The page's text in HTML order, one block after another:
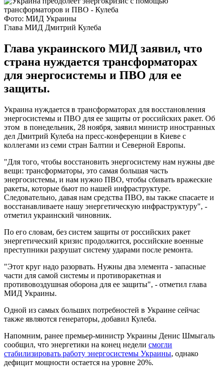
Фото: МИД Украины
Глава МИД Дмитрий Кулеба
Глава украинского МИД заявил, что
страна нуждается трансформаторах
для энергосистемы и ПВО для ее
защиты.
Украина нуждается в трансформаторах для восстановления
энергосистемы и ПВО для ее защиты от российских ракет. Об
этом в понедельник, 28 ноября, заявил министр иностранных
дел Дмитрий Кулеба на пресс-конференции в Киеве с
коллегами из семи стран Балтии и Северной Европы.
"Для того, чтобы восстановить энергосистему нам нужны две
вещи: трансформаторы, это самая большая часть
энергосистемы, и нам нужно ПВО, чтобы сбивать вражеские
ракеты, которые бьют по нашей инфраструктуре.
Следовательно, давая нам средства ПВО, вы также спасаете и
восстанавливаете нашу энергетическую инфраструктуру", -
отметил украинский чиновник.
По его словам, без систем защиты от российских ракет
энергетический кризис продолжится, российские военные
преступники разрушат систему ударами после ремонта.
"Этот круг надо разорвать. Нужны два элемента - запасные
части для самой системы и противоракетная и
противовоздушная оборона для ее защиты", - отметил глава
МИД Украины.
Одной из самых больших потребностей в Украине сейчас
также являются генераторы, добавил Кулеба.
Напомним, ранее премьер-министр Украины Денис Шмыгаль
сообщил, что энергетики на конец недели смогли
стабилизировать работу энергосистемы Украины, однако
дефицит мощности остается на уровне 20%.